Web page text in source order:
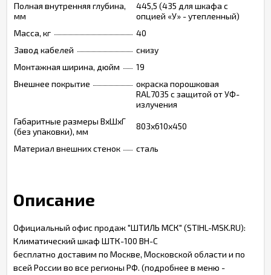
Полная внутренняя глубина,
мм
445,5 (435 для шкафа с
опцией «У» - утепленный)
Масса, кг
40
Завод кабелей
снизу
Монтажная ширина, дюйм
19
Внешнее покрытие
окраска порошковая
RAL7035 с защитой от УФ-
излучения
Габаритные размеры ВхШхГ
(без упаковки), мм
803х610х450
Материал внешних стенок сталь
Описание
Официальный офис продаж "ШТИЛЬ МСК" (STIHL-MSK.RU):
Климатический шкаф ШТК-100 ВН-С
бесплатно доставим по Москве, Московской области и по
всей России во все регионы РФ. (подробнее в меню -